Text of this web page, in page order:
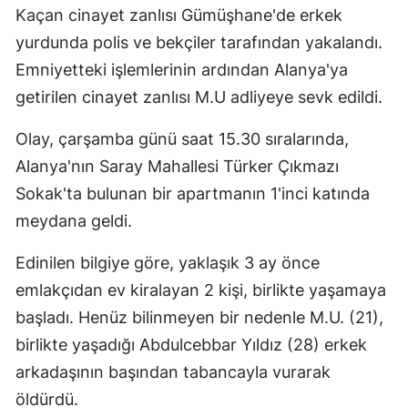
Kaçan cinayet zanlısı Gümüşhane'de erkek
yurdunda polis ve bekçiler tarafından yakalandı.
Emniyetteki işlemlerinin ardından Alanya'ya
getirilen cinayet zanlısı M.U adliyeye sevk edildi.
Olay, çarşamba günü saat 15.30 sıralarında,
Alanya'nın Saray Mahallesi Türker Çıkmazı
Sokak'ta bulunan bir apartmanın 1'inci katında
meydana geldi.
Edinilen bilgiye göre, yaklaşık 3 ay önce
emlakçıdan ev kiralayan 2 kişi, birlikte yaşamaya
başladı. Henüz bilinmeyen bir nedenle M.U. (21),
birlikte yaşadığı Abdulcebbar Yıldız (28) erkek
arkadaşının başından tabancayla vurarak
öldürdü.